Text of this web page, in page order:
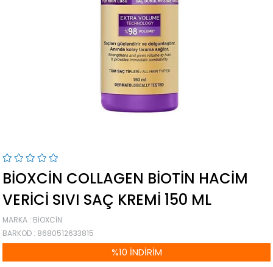
BIOXCIN COLLAGEN BIOTIN HACIM
VERICI SIVI SAÇ KREMI 150 ML
MARKA : BIOXCIN
BARKOD : 8680512633815
%10 İNDIRIM